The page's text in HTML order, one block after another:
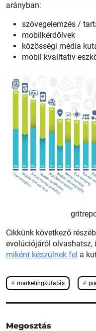
arányban:
szövegelemzés /
mobilkérdőívek
közösségi média
mobil kvalitatív
Cikkünk következő
evolúciójáról olvashatsz,
miként készülnek fel a
marketingkutatás
Megosztás